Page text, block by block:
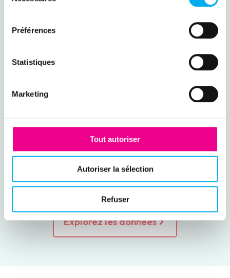
Préférences
Statistiques
Marketing
Tout autoriser
Autoriser la sélection
Refuser
Explorez les données